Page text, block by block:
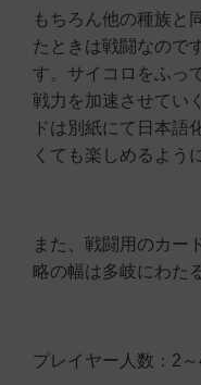
もちろん他の種族と
たときは戦闘なので
す。サイコロをふっ
戦力を加速させてい
ドは別紙にて日本語
くても楽しめるよう
また、戦闘用のカー
略の幅は多岐にわた
プレイヤー人数：2～